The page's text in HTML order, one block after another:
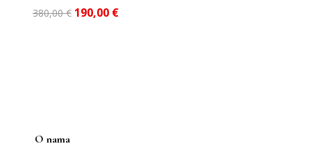
380,00€ Izvorna
190,00 €
O nama